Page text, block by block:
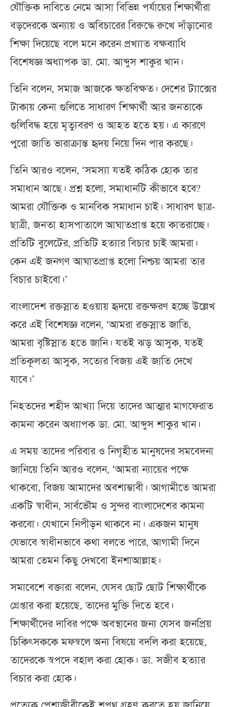
যৌক্তিক দাবিতে নেমে আসা বিভিন্ন পর্যায়ের শিক্ষার্থীরা
বড়দেরকে অন্যায় ও অবিচারের বিরুদ্ধে রুখে দাঁড়ানোর
শিক্ষা দিয়েছে বলে মনে করেন প্রখ্যাত বক্ষব্যাধি
বিশেষজ্ঞ অধ্যাপক ডা. মো. আব্দুস শাকুর খান।
তিনি বলেন, সমাজ আজকে ক্ষতবিক্ষত। দেশের ট্যাক্সের
টাকায় কেনা গুলিতে সাধারণ শিক্ষার্থী আর জনতাকে
গুলিবিদ্ধ হয়ে মৃত্যুবরণ ও আহত হতে হয়। এ কারণে
পুরো জাতি ভারাক্রান্ত হৃদয় নিয়ে দিন পার করছে।
তিনি আরও বলেন, ‘সমস্যা যতই কঠিক হোক তার
সমাধান আছে। প্রশ্ন হলো, সমাধানটি কীভাবে হবে?
আমরা যৌক্তিক ও মানবিক সমাধান চাই। সাধারণ ছাত্র-
ছাত্রী, জনতা হাসপাতালে আঘাতপ্রাপ্ত হয়ে কাতরাচ্ছে।
প্রতিটি বুলেটের, প্রতিটি হত্যার বিচার চাই আমরা।
কেন এই জনগণ আঘাতপ্রাপ্ত হলো নিশ্চয় আমরা তার
বিচার চাইবো।’
বাংলাদেশ রক্তস্নাত হওয়ায় হৃদয়ে রক্তক্ষরণ হচ্ছে উল্লেখ
করে এই বিশেষজ্ঞ বলেন, ‘আমরা রক্তস্নাত জাতি,
আমরা বৃষ্টিস্নাত হতে জানি। যতই ঝড় আসুক, যতই
প্রতিকূলতা আসুক, সত্যের বিজয় এই জাতি দেখে
যাবে।’
নিহতদের শহীদ আখ্যা দিয়ে তাদের আত্মার মাগফেরাত
কামনা করেন অধ্যাপক ডা. মো. আব্দুস শাকুর খান।
এ সময় তাদের পরিবার ও নিগৃহীত মানুষদের সমবেদনা
জানিয়ে তিনি আরও বলেন, ‘আমরা ন্যায়ের পক্ষে
থাকবো, বিজয় আমাদের অবশ্যম্ভাবী। আগামীতে আমরা
একটি স্বাধীন, সার্বভৌম ও সুন্দর বাংলাদেশের কামনা
করবো। যেখানে নিপীড়ন থাকবে না। একজন মানুষ
যেভাবে স্বাধীনভাবে কথা বলতে পারে, আগামী দিনে
আমরা তেমন কিছু দেখবো ইনশাআল্লাহ।
সমাবেশে বক্তারা বলেন, যেসব ছোট ছোট শিক্ষার্থীকে
গ্রেপ্তার করা হয়েছে, তাদের মুক্তি দিতে হবে।
শিক্ষার্থীদের দাবির পক্ষে অবস্থানের জন্য যেসব জনপ্রিয়
চিকিৎসককে মফস্বলে অন্য বিষয়ে বদলি করা হয়েছে,
তাদেরকে স্বপদে বহাল করা হোক। ডা. সজীব হত্যার
বিচার করা হোক।